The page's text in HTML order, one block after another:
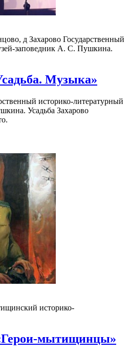
д Захарово Государственный
заповедник А. С. Пушкина.
Музыка»
историко-литературный
Усадьба Захарово
историко-
мытищинцы»